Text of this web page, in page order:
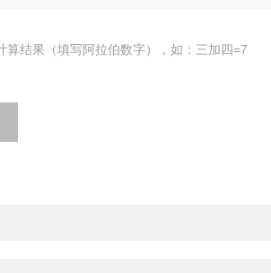
算结果（填写阿拉伯数字），如：三加四=7